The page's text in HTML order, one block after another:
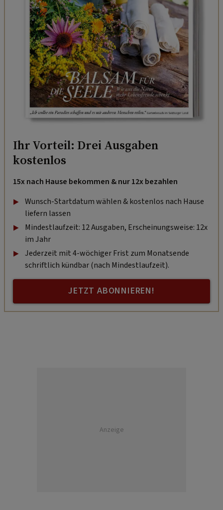
Ihr Vorteil: Drei Ausgaben
kostenlos
15x nach Hause bekommen & nur 12x bezahlen
Wunsch-Startdatum wählen & kostenlos nach Hause
liefern lassen
Mindestlaufzeit: 12 Ausgaben, Erscheinungsweise: 12x
im Jahr
Jederzeit mit 4-wöchiger Frist zum Monatsende
schriftlich kündbar (nach Mindestlaufzeit).
JETZT ABONNIEREN!
Anzeige